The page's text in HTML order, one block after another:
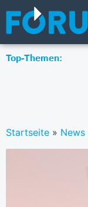
Top-Themen:
Startseite » News